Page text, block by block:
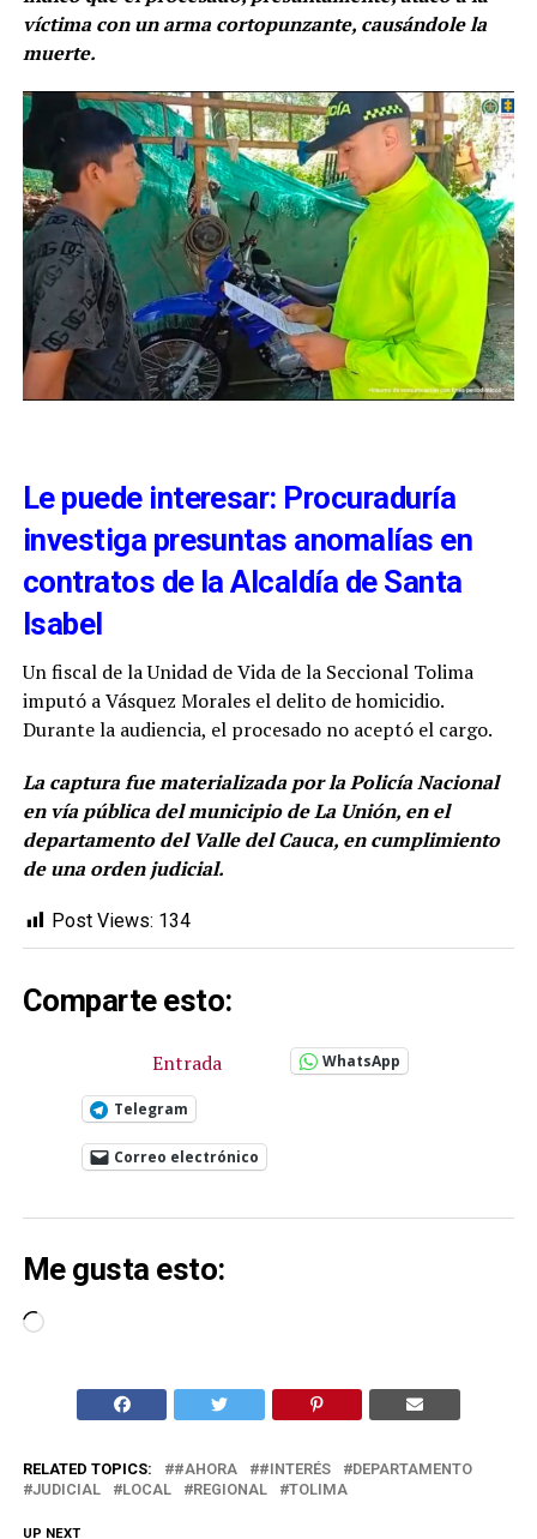
víctima con un arma cortopunzante, causándole la
muerte.
Le puede interesar: Procuraduría
investiga presuntas anomalías en
contratos de la Alcaldía de Santa
Isabel
Un fiscal de la Unidad de Vida de la Seccional Tolima
imputó a Vásquez Morales el delito de homicidio.
Durante la audiencia, el procesado no aceptó el cargo.
La captura fue materializada por la Policía Nacional
en vía pública del municipio de La Unión, en el
departamento del Valle del Cauca, en cumplimiento
de una orden judicial.
Post Views: 134
Comparte esto:
Entrada WhatsApp
Telegram
Correo electrónico
Me gusta esto:
Cargando...
RELATED TOPICS: #AHORA #INTERÉS
DEPARTAMENTO
JUDICIAL
LOCAL REGIONAL TOLIMA
UP NEXT